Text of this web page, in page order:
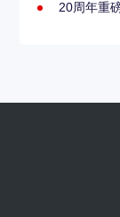
20周年重